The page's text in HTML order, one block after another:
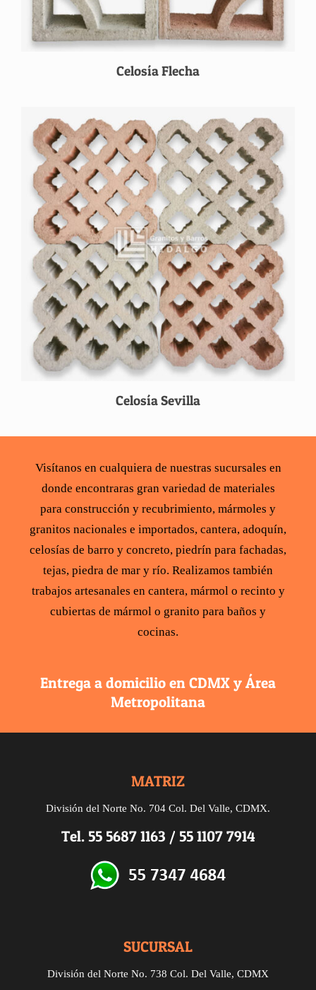
Celosía Flecha
Celosía Sevilla
Visítanos en cualquiera de nuestras sucursales en
donde encontraras gran variedad de materiales
para construcción y recubrimiento, mármoles y
granitos nacionales e importados, cantera, adoquín,
celosías de barro y concreto, piedrín para fachadas,
tejas, piedra de mar y río. Realizamos también
trabajos artesanales en cantera, mármolo recinto y
cubiertas de mármol o granito para baños y
cocinas.
Entrega a domicilio en CDMX y Área
Metropolitana
MATRIZ
División del Norte No. 704 Col. Del Valle, CDMX.
Tel. 55 5687 1163 / 55 1107 7914
SUCURSAL
División del Norte No. 738 Col. Del Valle, CDMX